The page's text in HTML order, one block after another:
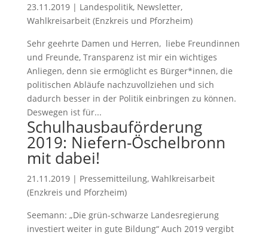
23.11.2019| Landespolitik, Newsletter,
Wahlkreisarbeit (Enzkreis und Pforzheim)
Sehr geehrte Damen und Herren, liebe Freundinnen
und Freunde, Transparenz ist mir ein wichtiges
Anliegen, denn sie ermöglicht es Bürger*innen, die
politischen Abläufe nachzuvollziehen und sich
dadurch besser in der Politik einbringen zu können.
Deswegen ist für...
Schulhausbauförderung
2019: Niefern-Öschelbronn
mit dabei!
21.11.2019| Pressemitteilung, Wahlkreisarbeit
(Enzkreis und Pforzheim)
Seemann: „Die grün-schwarze Landesregierung
investiert weiter in gute Bildung“ Auch 2019 vergibt